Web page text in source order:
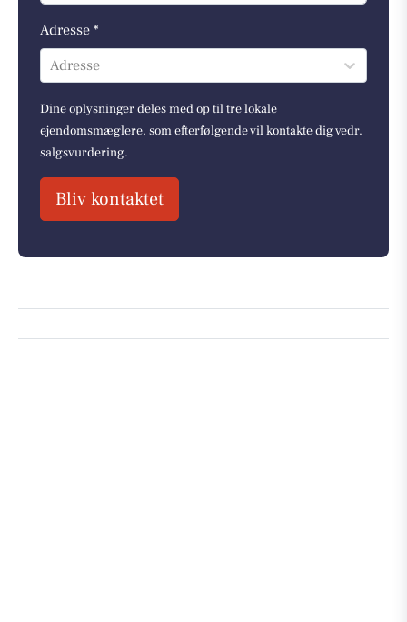
Adresse *
Adresse
Dine oplysninger deles med op til tre lokale
ejendomsmæglere, som efterfølgende vil kontakte dig vedr.
salgsvurdering.
Bliv kontaktet